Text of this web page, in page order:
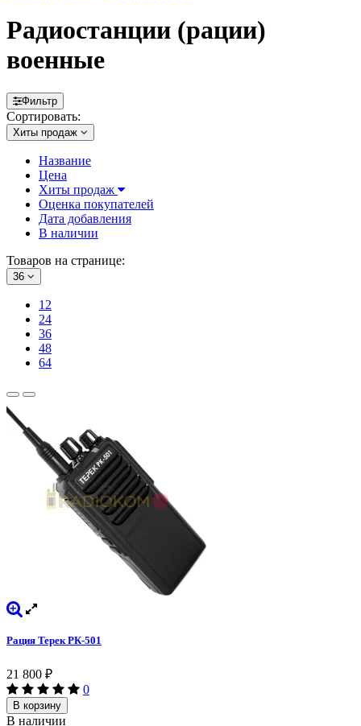
Радиостанции (рации)
военные
Фильтр
Сортировать:
Хиты продаж
Название
Цена
Хиты продаж
Оценка покупателей
Дата добавления
В наличии
Товаров на странице:
36
12
24
36
48
64
Рация Терек РК-501
21 800 ₽
0
В корзину
В наличии